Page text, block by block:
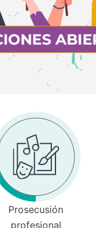
Prosecusión
profesional